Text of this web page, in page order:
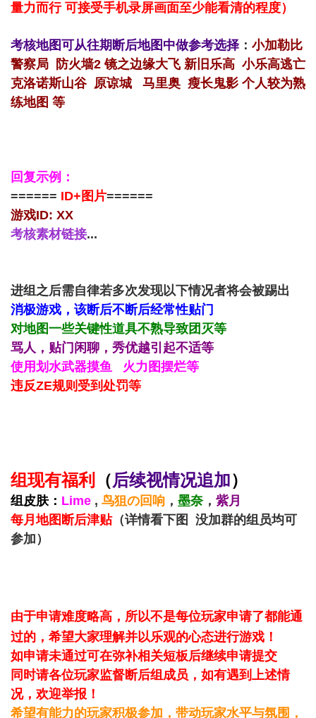
量力而行 可接受手机录屏画面至少能看清的程度）
考核地图可从往期断后地图中做参考选择 ： 小加勒比
警察局 防火墙2 镜之边缘大飞 新旧乐高 小乐高逃亡
克洛诺斯山谷 原谅城 马里奥 瘦长鬼影 个人较为熟
练地图 等
回复示例：
====== ID+图片======
游戏ID: XX
考核素材链接...
进组之后需自律若多次发现以下情况者将会被踢出
消极游戏，该断后不断后经常性贴门
对地图一些关键性道具不熟导致团灭等
骂人，贴门闲聊，秀优越引起不适等
使用划水武器摸鱼 火力图摆烂等
违反ZE规则受到处罚等
组现有福利 （后续视情况追加）
组皮肤： Lime , 鸟狙の回响 ， 墨奈， 紫月
每月地图断后津贴（详情看下图 没加群的组员均可
参加）
由于申请难度略高，所以不是每位玩家申请了都能通
过的，希望大家理解并以乐观的心态进行游戏！
如申请未通过可在弥补相关短板后继续申请提交
同时请各位玩家监督断后组成员，如有遇到上述情
况，欢迎举报！
希望有能力的玩家积极参加，带动玩家水平与氛围，